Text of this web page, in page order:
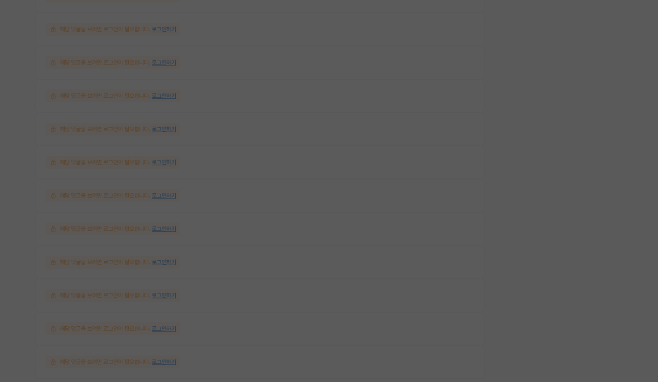
해당 댓글을 보려면 로그인이 필요합니다. 로그인하기
해당 댓글을 보려면 로그인이 필요합니다. 로그인하기
해당 댓글을 보려면 로그인이 필요합니다. 로그인하기
해당 댓글을 보려면 로그인이 필요합니다. 로그인하기
해당 댓글을 보려면 로그인이 필요합니다. 로그인하기
해당 댓글을 보려면 로그인이 필요합니다. 로그인하기
해당 댓글을 보려면 로그인이 필요합니다. 로그인하기
해당 댓글을 보려면 로그인이 필요합니다. 로그인하기
해당 댓글을 보려면 로그인이 필요합니다. 로그인하기
해당 댓글을 보려면 로그인이 필요합니다. 로그인하기
해당 댓글을 보려면 로그인이 필요합니다. 로그인하기